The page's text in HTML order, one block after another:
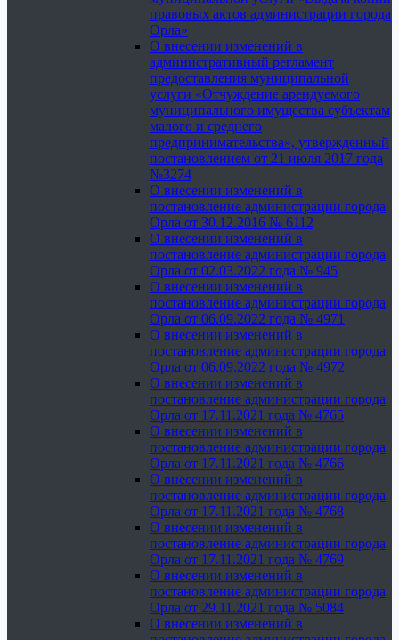
правовых актов администрации города
Орла»
О внесении изменений в
административный регламент
предоставления муниципальной
услуги «Отчуждение арендуемого
муниципального имущества субъектам
малого и среднего
предпринимательства», утвержденный
постановлением от 21 июля 2017 года
№3274
О внесении изменений в
постановление администрации города
Орла от 30.12.2016 № 6112
О внесении изменений в
постановление администрации города
Орла от 02.03.2022 года № 945
О внесении изменений в
постановление администрации города
Орла от 06.09.2022 года № 4971
О внесении изменений в
постановление администрации города
Орла от 06.09.2022 года № 4972
О внесении изменений в
постановление администрации города
Орла от 17.11.2021 года № 4765
О внесении изменений в
постановление администрации города
Орла от 17.11.2021 года № 4766
О внесении изменений в
постановление администрации города
Орла от 17.11.2021 года № 4768
О внесении изменений в
постановление администрации города
Орла от 17.11.2021 года № 4769
О внесении изменений в
постановление администрации города
Орла от 29.11.2021 года № 5084
О внесении изменений в